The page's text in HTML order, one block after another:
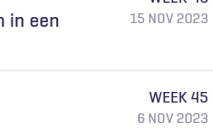
in een
15 NOV 2023
WEEK 45
6 NOV 2023